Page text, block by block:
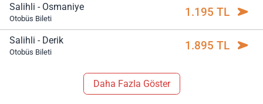
Salihli - Osmaniye
Otobüs Bileti 1.195 TL
Salihli - Derik
Otobüs Bileti 1.895 TL
Daha Fazla Göster